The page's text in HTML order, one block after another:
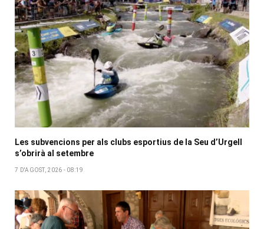
Les subvencions per als clubs esportius de la Seu d’Urgell
s’obrirà al setembre
7 D'AGOST, 2026 - 08:19